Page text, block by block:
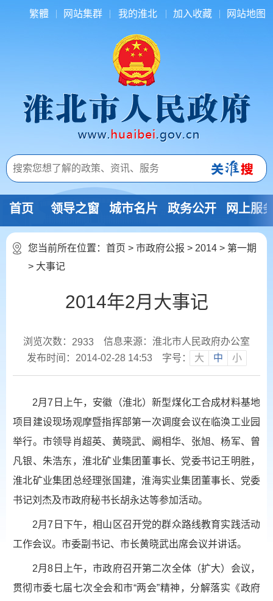
繁體 网站集群 我的淮北 加入收藏 网站地图
首页 领导之窗 城市名片 政务公开 网上服
您当前所在位置： 首页 > 市政府公报 > 2014 > 第一期
> 大事记
2014年2月大事记
浏览次数： 2933
信息来源：淮北市人民政府办公室
发布时间：2014-02-28 14:53
字号： 大 中 小
2月7日上午，安徽（淮北）新型煤化工合成材料基地
项目建设现场观摩暨指挥部第一次调度会议在临涣工业园
举行。市领导肖超英、黄晓武、阚相华、张旭、杨军、曾
凡银、朱浩东，淮北矿业集团董事长、党委书记王明胜，
淮北矿业集团总经理张国建，淮海实业集团董事长、党委
书记刘杰及市政府秘书长胡永达等参加活动。
2月7日下午，相山区召开党的群众路线教育实践活动
工作会议。市委副书记、市长黄晓武出席会议并讲话。
2月8日上午，市政府召开第二次全体（扩大）会议，
贯彻市委七届七次全会和市“两会”精神，分解落实《政府